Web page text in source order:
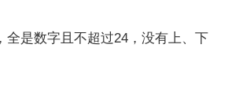
全是数字且不超过24，没有上、下